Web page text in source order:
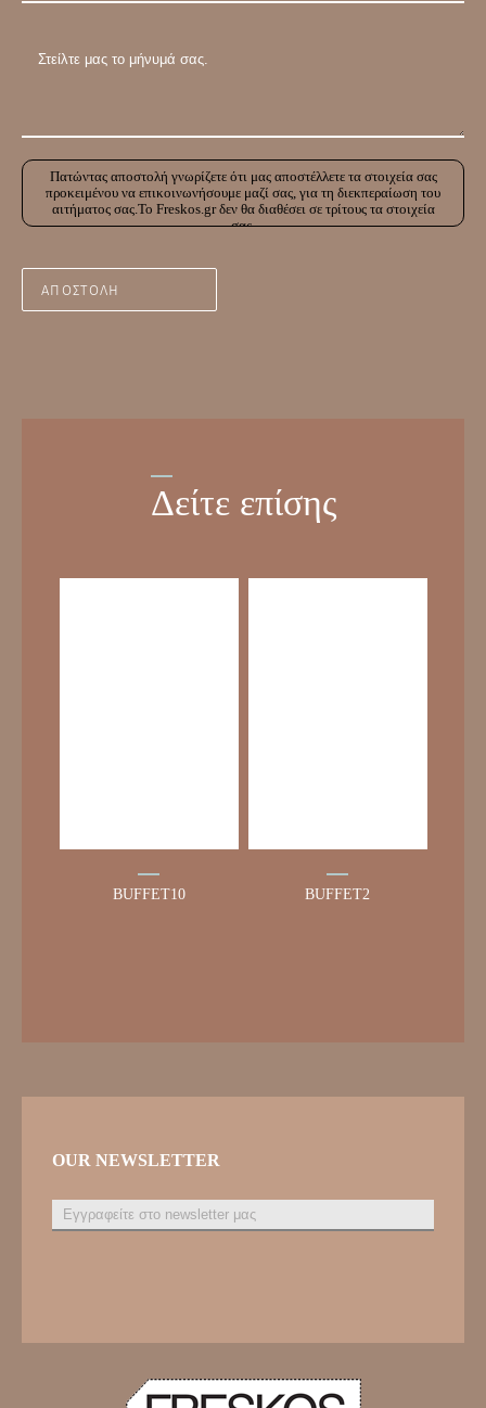
Πατώντας αποστολή γνωρίζετε ότι μας αποστέλλετε τα στοιχεία σας
προκειμένου να επικοινωνήσουμε μαζί σας, για τη διεκπεραίωση του
αιτήματος σας.Το Freskos.gr δεν θα διαθέσει σε τρίτους τα στοιχεία
σας.
Δείτε επίσης
BUFFET10 BUFFET2
OUR NEWSLETTER